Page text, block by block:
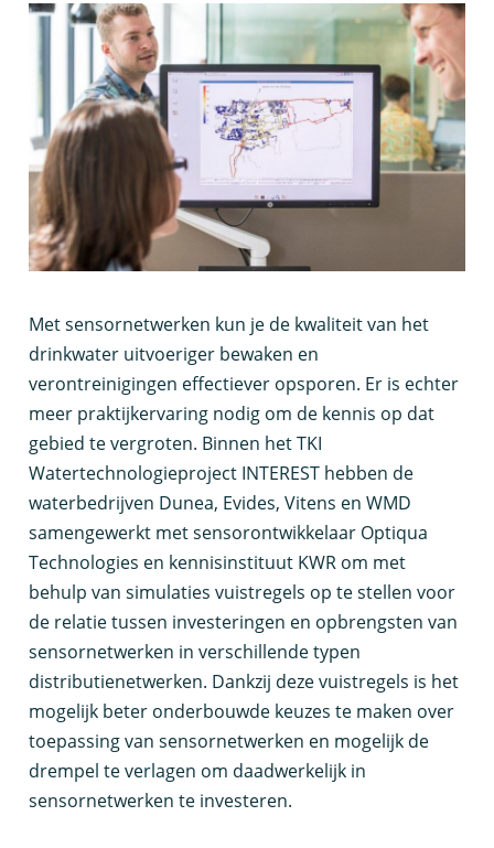
Met sensornetwerken kun je de kwaliteit van het
drinkwater uitvoeriger bewaken en
verontreinigingen effectiever opsporen. Er is echter
meer praktijkervaring nodig om de kennis op dat
gebied te vergroten. Binnen het TKI
Watertechnologieproject INTEREST hebben de
waterbedrijven Dunea, Evides, Vitens en WMD
samengewerkt met sensorontwikkelaar Optiqua
Technologies en kennisinstituut KWR om met
behulp van simulaties vuistregels op te stellen voor
de relatie tussen investeringen en opbrengsten van
sensornetwerken in verschillende typen
distributienetwerken. Dankzij deze vuistregels is het
mogelijk beter onderbouwde keuzes te maken over
toepassing van sensornetwerken en mogelijk de
drempel te verlagen om daadwerkelijk in
sensornetwerken te investeren.